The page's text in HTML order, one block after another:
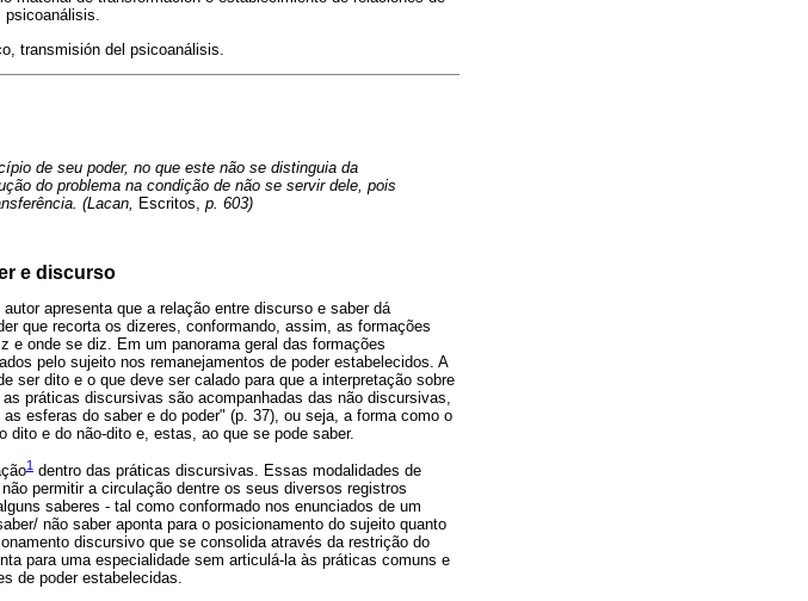
psicoanálisis.
transmisión del psicoanálisis.
de seu poder, no que este não se distinguia da
do problema na condição de não se servir dele, pois
(Lacan,
Escritos, p. 603)
e discurso
apresenta que a relação entre discurso e saber dá
que recorta os dizeres, conformando, assim, as formações
onde se diz. Em um panorama geral das formações
pelo sujeito nos remanejamentos de poder estabelecidos. A
ser dito e o que deve ser calado para que a interpretação sobre
práticas discursivas são acompanhadas das não discursivas,
esferas do saber e do poder" (p. 37), ou seja, a forma como o
e do não-dito e, estas, ao que se pode saber.
1 dentro das práticas discursivas. Essas modalidades de
permitir a circulação dentre os seus diversos registros
saberes - tal como conformado nos enunciados de um
não saber aponta para o posicionamento do sujeito quanto
discursivo que se consolida através da restrição do
para uma especialidade sem articulá-la às práticas comuns e
de poder estabelecidas.